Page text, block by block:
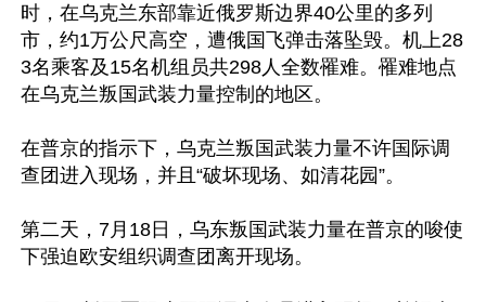
时，在乌克兰东部靠近俄罗斯边界40公里的多列
市，约1万公尺高空，遭俄国飞弹击落坠毁。机上28
3名乘客及15名机组员共298人全数罹难。罹难地点
在乌克兰叛国武装力量控制的地区。
在普京的指示下，乌克兰叛国武装力量不许国际调
查团进入现场，并且“破坏现场、如清花园”。
第二天，7月18日，乌东叛国武装力量在普京的唆使
下强迫欧安组织调查团离开现场。